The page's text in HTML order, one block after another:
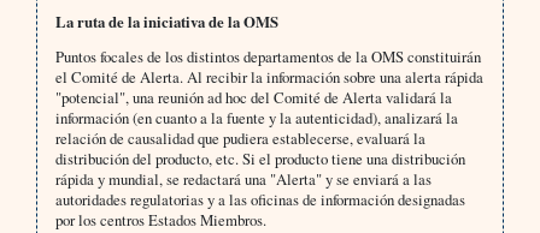
La ruta de la iniciativa de la OMS
Puntos focales de los distintos departamentos de la OMS constituirán
el Comité de Alerta. Al recibir la información sobre una alerta rápida
"potencial", una reunión ad hoc del Comité de Alerta validará la
información (en cuanto a la fuente y la autenticidad), analizará la
relación de causalidad que pudiera establecerse, evaluará la
distribución del producto, etc. Si el producto tiene una distribución
rápida y mundial, se redactará una "Alerta" y se enviará a las
autoridades regulatorias y a las oficinas de información designadas
por los centros Estados Miembros.